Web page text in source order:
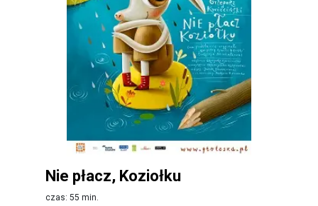
Nie płacz, Koziołku
czas: 55 min.